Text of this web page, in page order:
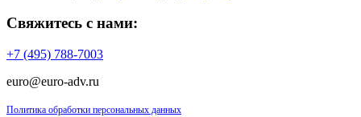
Свяжитесь с нами:
+7 (495) 788-7003
euro@euro-adv.ru
Политика обработки персональных данных